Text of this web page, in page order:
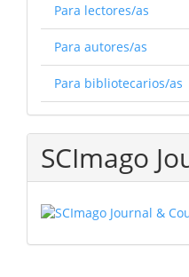
Para lectores/as
Para autores/as
Para bibliotecarios/as
SCImago